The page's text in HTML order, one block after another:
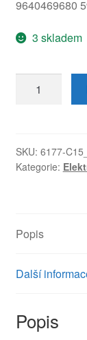
9640469680
3 skladem
kabeláží
Citroën
množství
SKU: 6177-
Kategorie:
Popis
Další
Popis